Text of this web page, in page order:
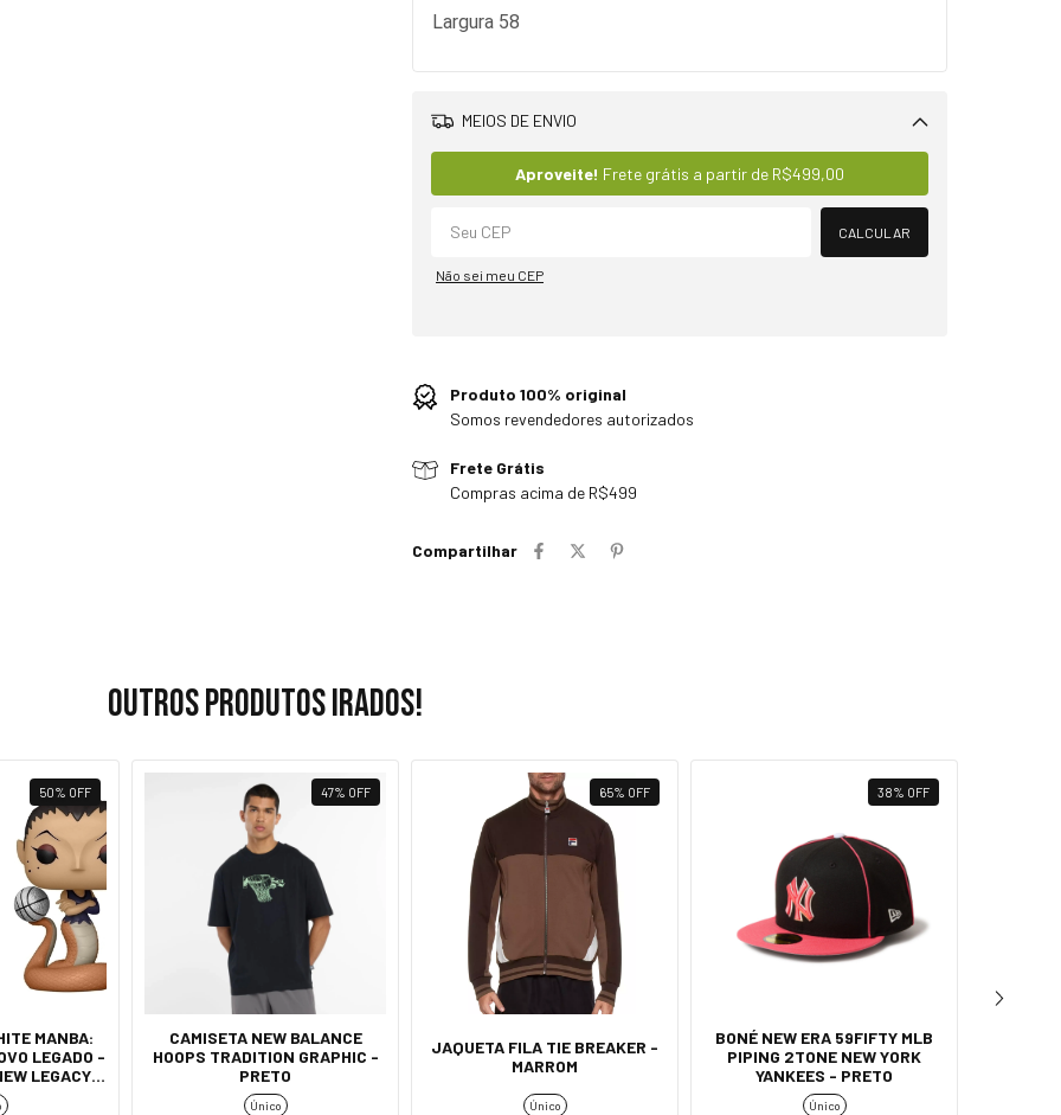
Largura 58
MEIOS DE ENVIO
Aproveite! Frete grátis a partir de R$499,00
CALCULAR
Não sei meu CEP
Produto 100% original
Somos revendedores autorizados
Frete Grátis
Compras acima de R$499
Compartilhar
Outros produtos irados!
50% OFF
MANBA:
LEGADO -
LEGACY
47% OFF
CAMISETA NEW BALANCE
HOOPS TRADITION GRAPHIC -
PRETO
Único
65% OFF
JAQUETA FILA TIE BREAKER -
MARROM
Único
38% OFF
BONÉ NEW ERA 59FIFTY MLB
PIPING 2TONE NEW YORK
YANKEES - PRETO
Único